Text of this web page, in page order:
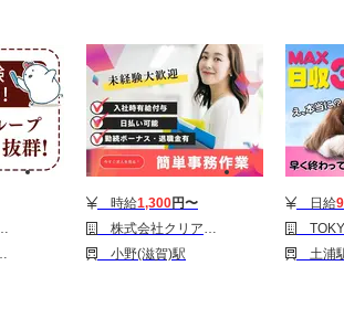
時給1,300円〜
株式会社クリアビジョン/ＡＪ94-8-1
小野(滋賀)駅
日給
TOKYO EYE
土浦駅 荒